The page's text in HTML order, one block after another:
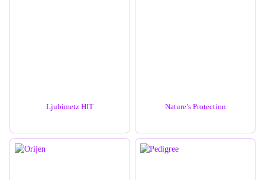
Ljubimetz HIT Nature’s Protection